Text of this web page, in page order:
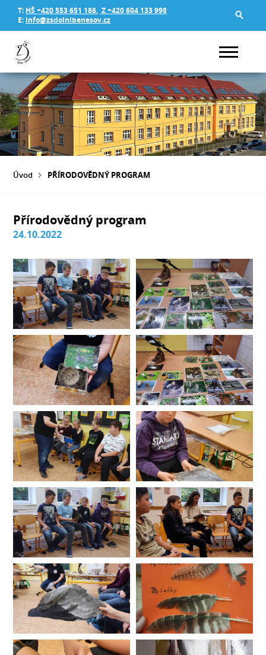
T: HŠ +420 553 651 186, Z +420 604 133 998
E: info@zsdolnibenesov.cz
Úvod PŘÍRODOVĚDNÝ PROGRAM
Přírodovědný program
24.10.2022